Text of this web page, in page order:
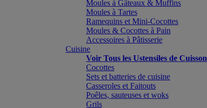
Moules à Gâteaux & Muffins
Moules à Tartes
Ramequins et Mini-Cocottes
Moules & Cocottes à Pain
Accessoires à Pâtisserie
Cuisine
Voir Tous les Ustensiles de Cuisson
Cocottes
Sets et batteries de cuisine
Casseroles et Faitouts
Poêles, sauteuses et woks
Grils